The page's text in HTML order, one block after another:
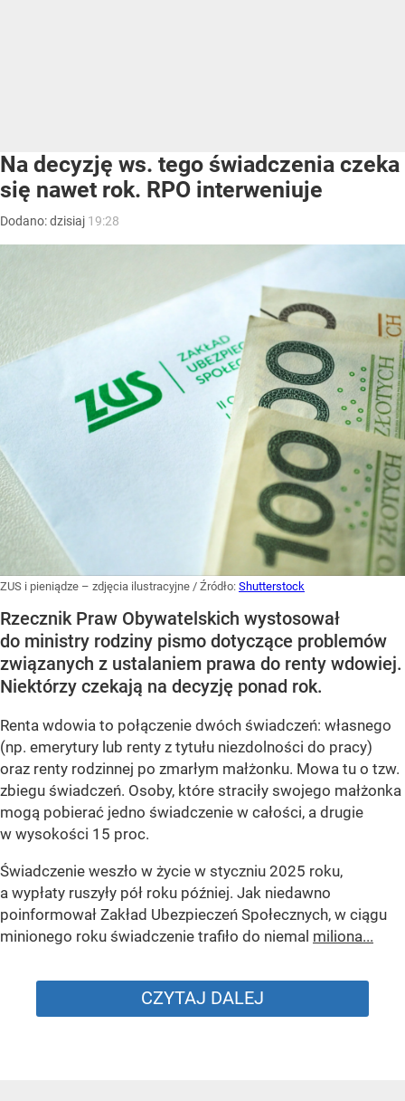
Na decyzję ws. tego świadczenia czeka
się nawet rok. RPO interweniuje
Dodano:dzisiaj 19:28
ZUS i pieniądze – zdjęcia ilustracyjne / Źródło: Shutterstock
Rzecznik Praw Obywatelskich wystosował
do ministry rodziny pismo dotyczące problemów
związanych z ustalaniem prawa do renty wdowiej.
Niektórzy czekają na decyzję ponad rok.
Renta wdowia to połączenie dwóch świadczeń: własnego
(np. emerytury lub renty z tytułu niezdolności do pracy)
oraz renty rodzinnej po zmarłym małżonku. Mowa tu o tzw.
zbiegu świadczeń. Osoby, które straciły swojego małżonka
mogą pobierać jedno świadczenie w całości, a drugie
w wysokości 15 proc.
Świadczenie weszło w życie w styczniu 2025 roku,
a wypłaty ruszyły pół roku później. Jak niedawno
poinformował Zakład Ubezpieczeń Społecznych, w ciągu
minionego roku świadczenie trafiło do niemal miliona...
CZYTAJ DALEJ